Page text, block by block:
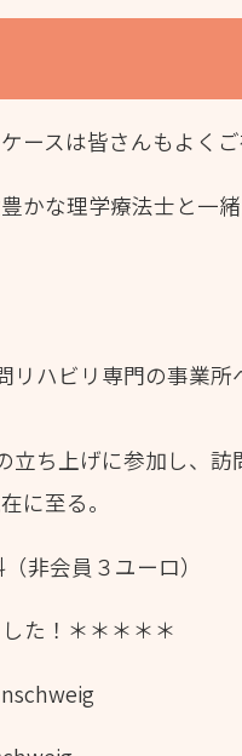
ースは皆さんもよく
かな理学療法士と一
ハビリ専門の事業
立ち上げに参加し、
に至る。
非会員３ユーロ）
た！＊＊＊＊＊